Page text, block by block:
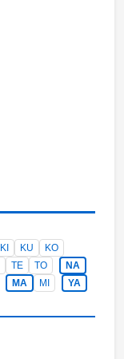
KI KU
KO
TE TO
NA
MA MI
YA